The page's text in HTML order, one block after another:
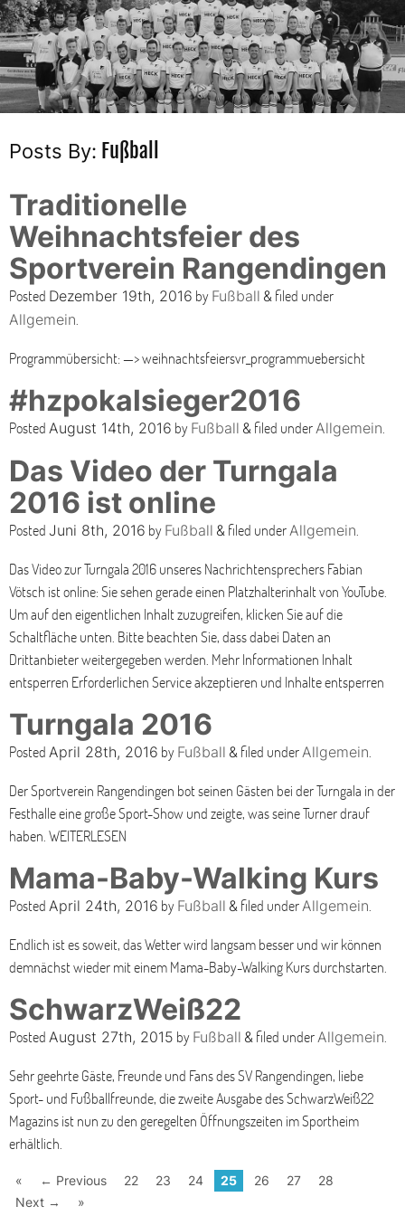
Posts By: Fußball
Traditionelle
Weihnachtsfeier des
Sportverein Rangendingen
Posted Dezember 19th, 2016 by Fußball & filed under
Allgemein
Programmübersicht: —> weihnachtsfeiersvr_programmuebersicht
#hzpokalsieger2016
Posted August 14th, 2016 by Fußball & filed under Allgemein
Das Video der Turngala
2016 ist online
Posted Juni 8th, 2016 by Fußball & filed under Allgemein
Das Video zur Turngala 2016 unseres Nachrichtensprechers Fabian
Vötsch ist online: Sie sehen gerade einen Platzhalterinhalt von YouTube.
Um auf den eigentlichen Inhalt zuzugreifen, klicken Sie auf die
Schaltfläche unten. Bitte beachten Sie, dass dabei Daten an
Drittanbieter weitergegeben werden. Mehr Informationen Inhalt
entsperren Erforderlichen Service akzeptieren und Inhalte entsperren
Turngala 2016
Posted April 28th, 2016 by Fußball & filed under Allgemein
Der Sportverein Rangendingen bot seinen Gästen bei der Turngala in der
Festhalle eine große Sport-Show und zeigte, was seine Turner drauf
haben. WEITERLESEN
Mama-Baby-Walking Kurs
Posted April 24th, 2016 by Fußball & filed under Allgemein
Endlich ist es soweit, das Wetter wird langsam besser und wir können
demnächst wieder mit einem Mama-Baby-Walking Kurs durchstarten.
SchwarzWeiß22
Posted August 27th, 2015 by Fußball & filed under Allgemein
Sehr geehrte Gäste, Freunde und Fans des SV Rangendingen, liebe
Sport- und Fußballfreunde, die zweite Ausgabe des SchwarzWeiß22
Magazins ist nun zu den geregelten Öffnungszeiten im Sportheim
erhältlich.
« ← Previous 22 23 24 25 26 27
28
Next →
»